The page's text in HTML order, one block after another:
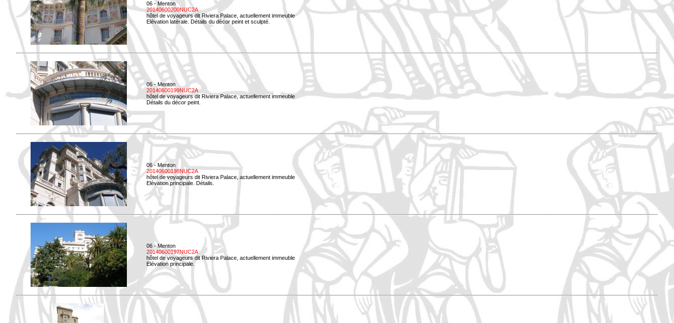
06 - Menton
20140600200NUC2A
hôtel de voyageurs dit Riviera Palace, actuellement immeuble
Elévation latérale. Détails du décor peint et sculpté.
06 - Menton
20140600199NUC2A
hôtel de voyageurs dit Riviera Palace, actuellement immeuble
Détails du décor peint.
06 - Menton
20140600198NUC2A
hôtel de voyageurs dit Riviera Palace, actuellement immeuble
Elévation principale. Détails.
06 - Menton
20140600197NUC2A
hôtel de voyageurs dit Riviera Palace, actuellement immeuble
Elévation principale.